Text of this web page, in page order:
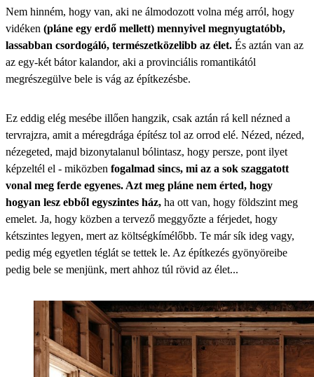
Nem hinném, hogy van, aki ne álmodozott volna még arról, hogy
vidéken (pláne egy erdő mellett) mennyivel megnyugtatóbb,
lassabban csordogáló, természetközelibb az élet. És aztán van az
az egy-két bátor kalandor, aki a provinciális romantikától
megrészegülve bele is vág az építkezésbe.
Ez eddig elég mesébe illően hangzik, csak aztán rá kell nézned a
tervrajzra, amit a méregdrága építész tol az orrod elé. Nézed, nézed,
nézegeted, majd bizonytalanul bólintasz, hogy persze, pont ilyet
képzeltél el - miközben fogalmad sincs, mi az a sok szaggatott
vonal meg ferde egyenes. Azt meg pláne nem érted, hogy
hogyan lesz ebből egyszintes ház, ha ott van, hogy földszint meg
emelet. Ja, hogy közben a tervező meggyőzte a férjedet, hogy
kétszintes legyen, mert az költségkímélőbb. Te már sík ideg vagy,
pedig még egyetlen téglát se tettek le. Az építkezés gyönyöreibe
pedig bele se menjünk, mert ahhoz túl rövid az élet...